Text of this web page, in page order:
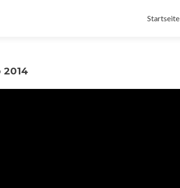
Inhalt
Startseite
2014